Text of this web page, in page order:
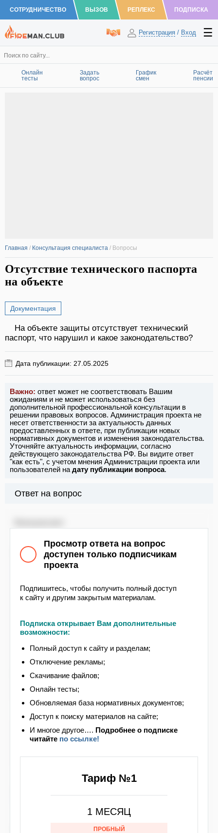
СОТРУДНИЧЕСТВО ВЫЗОВ РЕПЛЕКС ПОДПИСКА
Регистрация / Вход
Онлайн
тесты
Задать
вопрос
График
смен
Расчёт
пенсии
Главная / Консультация специалиста / Вопросы
Отсутствие технического паспорта
на объекте
Документация
На объекте защиты отсутствует технический
паспорт, что нарушил и какое законодательство?
Дата публикации: 27.05.2025
Важно: ответ может не соответствовать Вашим
ожиданиям и не может использоваться без
дополнительной профессиональной консультации в
решении правовых вопросов. Администрация проекта не
несет ответственности за актуальность данных
предоставленных в ответе, при публикации новых
нормативных документов и изменения законодательства.
Уточняйте актуальность информации, согласно
действующего законодательства РФ. Вы видите ответ
"как есть", с учетом мнения Администрации проекта или
пользователей на дату публикации вопроса.
Ответ на вопрос
Согласно Правилам противопожарного
режима в РФ (далее – Правила
противопожарного режима), утвержденных
постановлением Правительства РФ от
обеспечивает эксплуатацию зданий,
сооружений в соответствии с требованиями
п. 13 указанная документация хранится на
объекте защиты и отвечает за это руководитель
организации. При этом наличие актуального
проекта на здания, рабочая и исполнительная
документация, документы, подтверждающие
ввод в эксплуатацию вполне могут
компенсировать отсутствие технического
С точки зрения федерального
государственного пожарного надзора, если для
проверки соблюдения требований пожарной
безопасности понадобится технический паспорт,
Также читайте дополнительный материал
Возможно Вас заинтересует ответ на
Восстановление документации на
Просмотр ответа на вопрос
доступен только подписчикам
проекта
Подпишитесь, чтобы получить полный доступ
к сайту и другим закрытым материалам.
Тариф №1
1 МЕСЯЦ
ПРОБНЫЙ
Подписка открывает Вам дополнительные
возможности:
Полный доступ к сайту и разделам;
Отключение рекламы;
Скачивание файлов;
Онлайн тесты;
Обновляемая база нормативных документов;
Доступ к поиску материалов на сайте;
И многое другое…. Подробнее о подписке
читайте по ссылке!